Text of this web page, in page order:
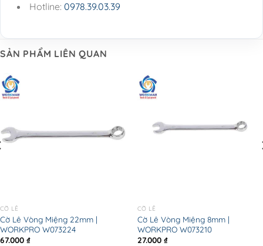
Hotline: 0978.39.03.39
SẢN PHẨM LIÊN QUAN
CỜ LÊ
Cờ Lê Vòng Miệng 22mm |
WORKPRO W073224
67.000 ₫
CỜ LÊ
Cờ Lê Vòng Miệng 8mm |
WORKPRO W073210
27.000 ₫